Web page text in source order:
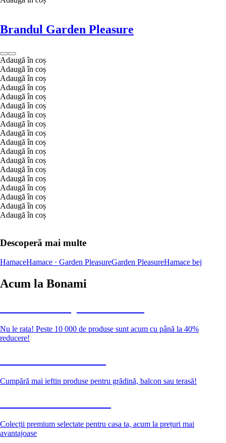
Brandul Garden Pleasure
Adaugă în coș
Adaugă în coș
Adaugă în coș
Adaugă în coș
Adaugă în coș
Adaugă în coș
Adaugă în coș
Adaugă în coș
Adaugă în coș
Adaugă în coș
Adaugă în coș
Adaugă în coș
Adaugă în coș
Adaugă în coș
Adaugă în coș
Adaugă în coș
Adaugă în coș
Adaugă în coș
Descoperă mai multe
HamaceHamace · Garden PleasureGarden PleasureHamace bej
Acum la Bonami
Nu le rata! Peste 10 000 de produse sunt acum cu până la 40%
reducere!
Cumpără mai ieftin produse pentru grădină, balcon sau terasă!
Colecții premium selectate pentru casa ta, acum la prețuri mai
avantajoase